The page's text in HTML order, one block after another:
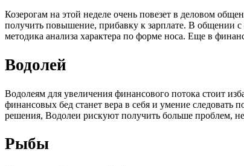
Козерогам на этой неделе очень повезет в деловом
получить повышение, прибавку к зарплате. В общении
методика анализа характера по форме носа. Еще в
Водолей
Водолеям для увеличения финансового потока стоит
финансовых бед станет вера в себя и умение
решения, Водолеи рискуют получить больше проблем,
Рыбы